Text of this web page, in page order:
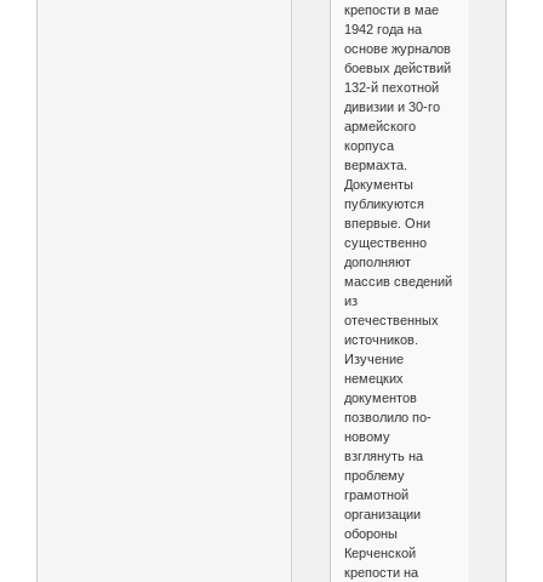
крепости в мае
1942 года на
основе журналов
боевых действий
132-й пехотной
дивизии и 30-го
армейского
корпуса
вермахта.
Документы
публикуются
впервые. Они
существенно
дополняют
массив сведений
из
отечественных
источников.
Изучение
немецких
документов
позволило по-
новому
взглянуть на
проблему
грамотной
организации
обороны
Керченской
крепости на